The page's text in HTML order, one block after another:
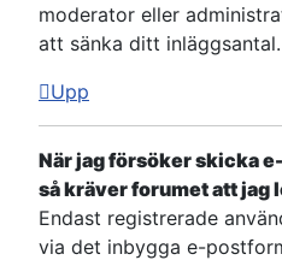
moderator eller
att sänka ditt inläggsantal.
Upp
När jag försöker skicka
så kräver forumet att jag
Endast registrerade
via det inbygga e-